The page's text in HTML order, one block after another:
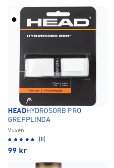
HEADHYDROSORB PRO
GREPPLINDA
Vuxen
(8)
99 kr